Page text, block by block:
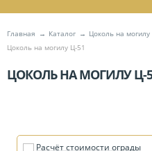
Главная Каталог
Цоколь на
Цоколь на могилу Ц-51
ЦОКОЛЬ НА МОГИЛУ Ц-
Расчёт стоимости ограды